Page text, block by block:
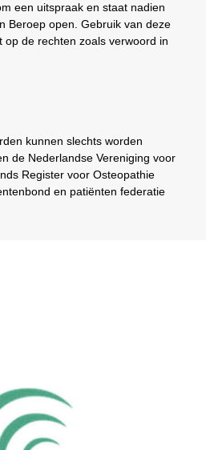
een uitspraak en staat nadien
Beroep open. Gebruik van deze
op de rechten zoals verwoord in
kunnen slechts worden
de Nederlandse Vereniging voor
Register voor Osteopathie
en patiënten federatie